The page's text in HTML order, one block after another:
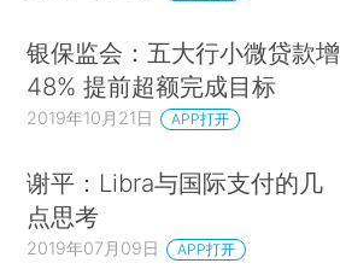
银保监会：五大行小微贷款增
48% 提前超额完成目标
2019年10月21日 APP打开
谢平：Libra与国际支付的几
点思考
2019年07月09日 APP打开